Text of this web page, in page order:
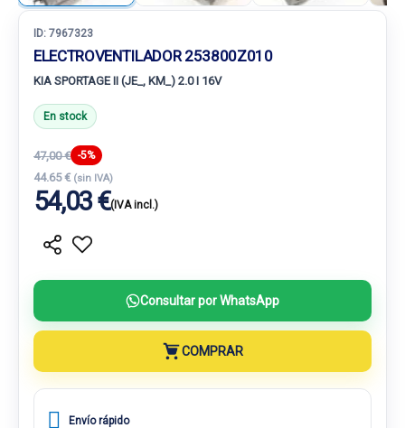
ID: 7967323
ELECTROVENTILADOR 253800Z010
KIA SPORTAGE II (JE_, KM_) 2.0 I 16V
En stock
47,00 € -5%
44.65 € (sin IVA)
54,03 €(IVA incl.)
Consultar por WhatsApp
COMPRAR
Envío rápido